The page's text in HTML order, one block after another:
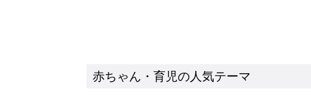
赤ちゃん・育児の人気テーマ